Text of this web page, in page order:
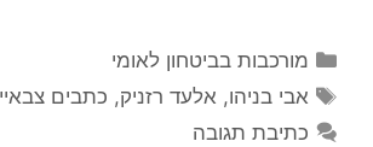
קטגוריות
מורכבות בביטחון לאומי
תגיות
אבי בניהו, אלעד רזניק, כתבים
כתיבת תגובה